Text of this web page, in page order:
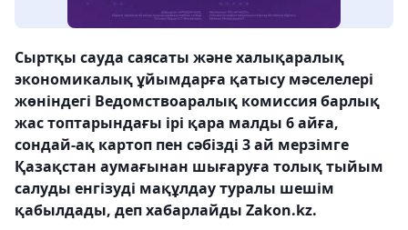
Сыртқы сауда саясаты және халықаралық
экономикалық ұйымдарға қатысу мәселелері
жөніндегі Ведомствоаралық комиссия барлық
жас топтарындағы ірі қара малды 6 айға,
сондай-ақ картоп пен сәбізді 3 ай мерзімге
Қазақстан аумағынан шығаруға толық тыйым
салуды енгізуді мақұлдау туралы шешім
қабылдады, деп хабарлайды Zakon.kz.